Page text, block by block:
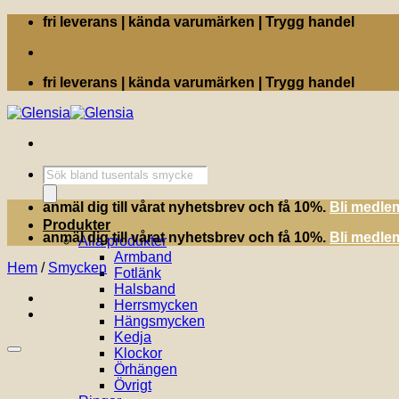
Skip
content
fri leverans | kända varumärken | Trygg handel
fri leverans | kända varumärken | Trygg handel
Produktsökning
Produkter
Alla produkter
Armband
Fotlänk
Halsband
Herrsmycken
Hängsmycken
Kedja
Klockor
Örhängen
Övrigt
anmäl dig till vårat nyhetsbrev och få 10%. Bli
anmäl dig till vårat nyhetsbrev och få 10%. Bli
Hem / Smycken